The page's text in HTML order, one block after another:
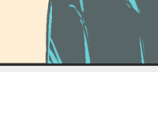
ColleGo! 大學